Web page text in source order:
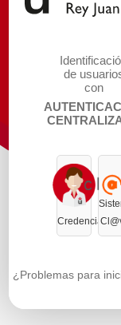
de
con
Credenciales
¿Problemas para